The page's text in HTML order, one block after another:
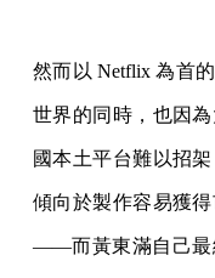
然而以 Netflix 為首
世界的同時，也因
國本土平台難以招
傾向於製作容易獲
——而黃東滿自己最